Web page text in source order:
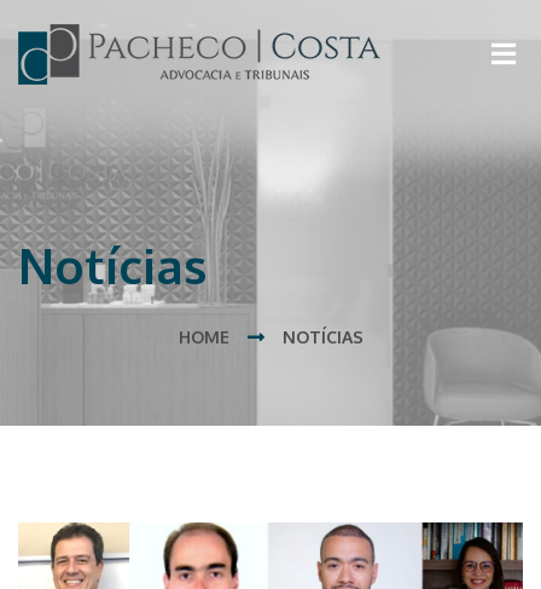
Notícias
HOME NOTÍCIAS